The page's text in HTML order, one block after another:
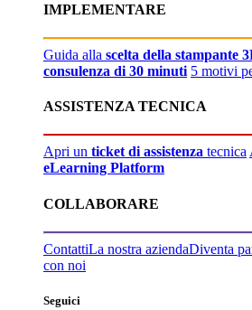
IMPLEMENTARE
Guida alla scelta della stampante
consulenza di 30 minuti 5 motivi
ASSISTENZA TECNICA
Apri un ticket di assistenza tecnica
eLearning Platform
COLLABORARE
ContattiLa nostra aziendaDiventa
con noi
Seguici